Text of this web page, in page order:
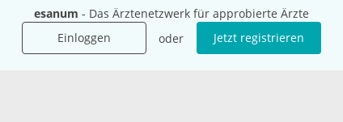
esanum - Das Ärztenetzwerk für approbierte Ärzte
Einloggen
oder Jetzt registrieren
Für Unternehmen
Für Agenturen
Hilfe